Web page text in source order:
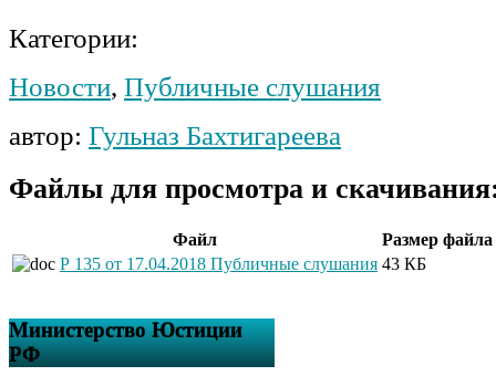
Категории:
Новости, Публичные слушания
автор: Гульназ Бахтигареева
Файлы для просмотра и
Файл
Размер файла
Р 135 от 17.04.2018 Публичные слушания 43 КБ
Министерство Юстиции
РФ